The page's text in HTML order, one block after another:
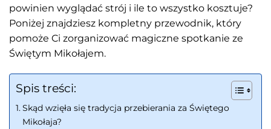
powinien wyglądać strój i ile to wszystko kosztuje?
Poniżej znajdziesz kompletny przewodnik, który
pomoże Ci zorganizować magiczne spotkanie ze
Świętym Mikołajem.
Spis treści:
Skąd wzięła się tradycja przebierania za Świętego
Mikołaja?